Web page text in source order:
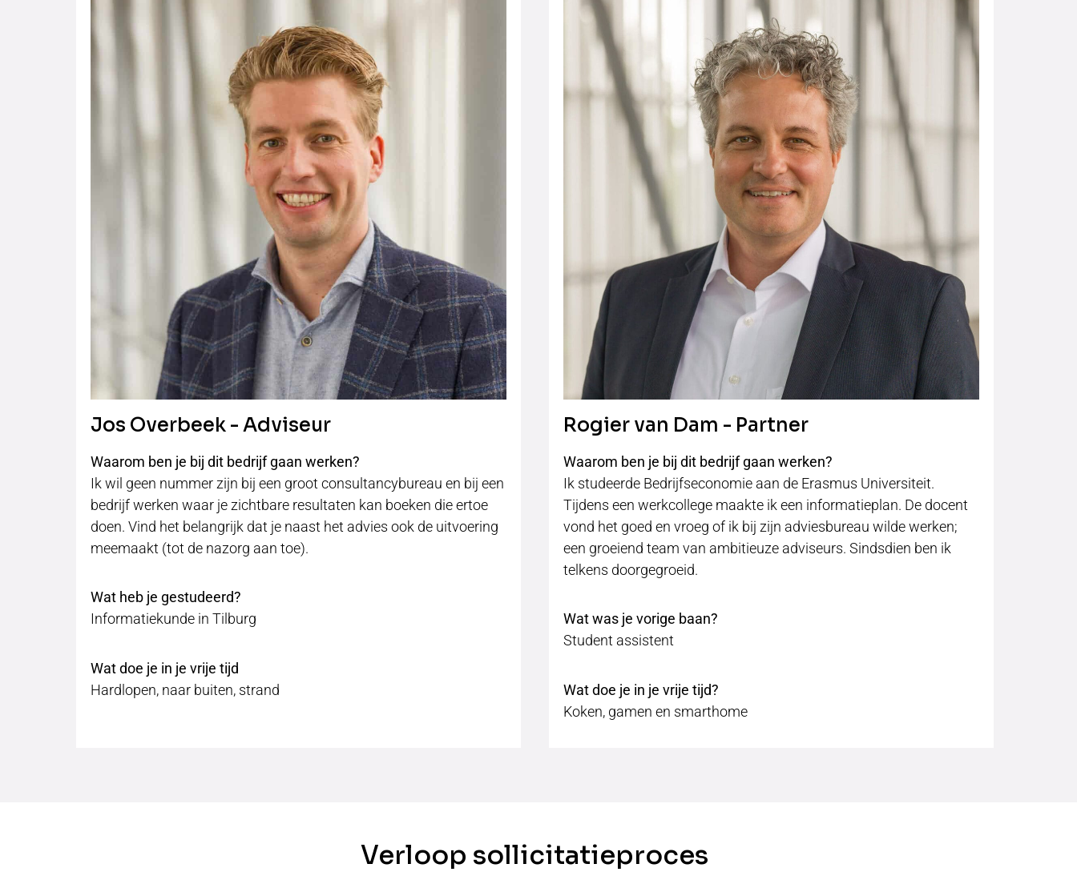
Jos Overbeek - Adviseur
Waarom ben je bij dit bedrijf gaan werken?
Ik wil geen nummer zijn bij een groot consultancybureau en bij een
bedrijf werken waar je zichtbare resultaten kan boeken die ertoe
doen. Vind het belangrijk dat je naast het advies ook de uitvoering
meemaakt (tot de nazorg aan toe).
Wat heb je gestudeerd?
Informatiekunde in Tilburg
Wat doe je in je vrije tijd
Hardlopen, naar buiten, strand
Rogier van Dam - Partner
Waarom ben je bij dit bedrijf gaan werken?
Ik studeerde Bedrijfseconomie aan de Erasmus Universiteit.
Tijdens een werkcollege maakte ik een informatieplan. De docent
vond het goed en vroeg of ik bij zijn adviesbureau wilde werken;
een groeiend team van ambitieuze adviseurs. Sindsdien ben ik
telkens doorgegroeid.
Wat was je vorige baan?
Student assistent
Wat doe je in je vrije tijd?
Koken, gamen en smarthome
Verloop sollicitatieproces